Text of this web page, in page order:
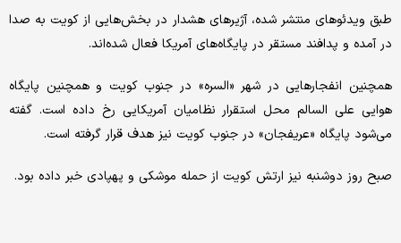
طبق ویدئوهای منتشر شده، آژیرهای هشدار در بخش‌هایی از کویت به صدا
در آمده و پدافند مستقر در پایگاه‌های آمریکا فعال شده‌اند.
همچنین انفجارهایی در شهر «السره» در جنوب کویت و همچنین پایگاه
هوایی علی السالم محل استقرار نظامیان آمریکایی رخ داده است. گفته
می‌شود پایگاه «عریفجان» در جنوب کویت نیز هدف قرار گرفته است.
صبح روز دوشنبه نیز ارتش کویت از حمله موشکی و پهپادی خبر داده بود.